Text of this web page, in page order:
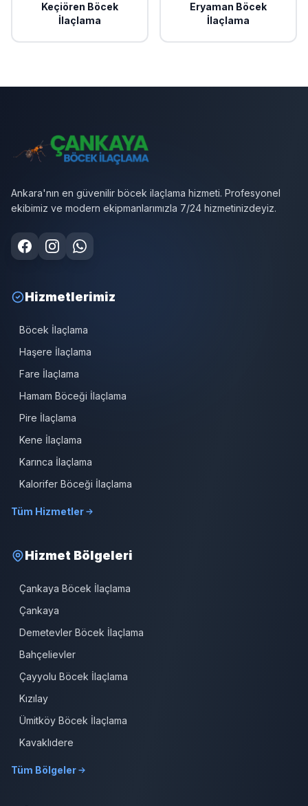
Keçiören Böcek
İlaçlama
Eryaman Böcek
İlaçlama
Ankara'nın en güvenilir böcek ilaçlama hizmeti. Profesyonel
ekibimiz ve modern ekipmanlarımızla 7/24 hizmetinizdeyiz.
Hizmetlerimiz
Böcek İlaçlama
Haşere İlaçlama
Fare İlaçlama
Hamam Böceği İlaçlama
Pire İlaçlama
Kene İlaçlama
Karınca İlaçlama
Kalorifer Böceği İlaçlama
Tüm Hizmetler
Hizmet Bölgeleri
Çankaya Böcek İlaçlama
Çankaya
Demetevler Böcek İlaçlama
Bahçelievler
Çayyolu Böcek İlaçlama
Kızılay
Ümitköy Böcek İlaçlama
Kavaklıdere
Tüm Bölgeler